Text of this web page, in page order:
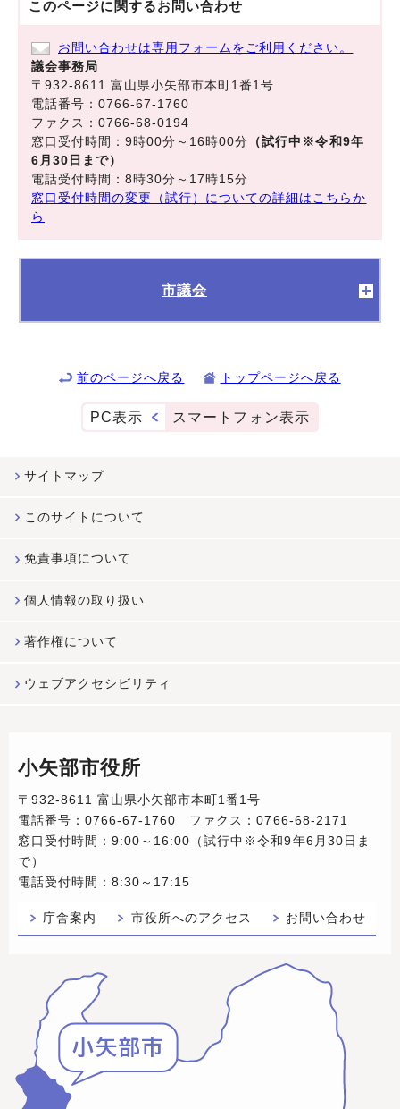
このページに関するお問い合わせ
お問い合わせは専用フォームをご利用ください。
議会事務局
〒932-8611 富山県小矢部市本町1番1号
電話番号：0766-67-1760
ファクス：0766-68-0194
窓口受付時間：9時00分～16時00分 （試行中※令和9年
6月30日まで）
電話受付時間：8時30分～17時15分
窓口受付時間の変更（試行）についての詳細はこちらか
ら
市議会
前のページへ戻る トップページへ戻る
PC表示 スマートフォン表示
サイトマップ
このサイトについて
免責事項について
個人情報の取り扱い
著作権について
ウェブアクセシビリティ
小矢部市役所
〒932-8611 富山県小矢部市本町1番1号
電話番号：0766-67-1760 ファクス：0766-68-2171
窓口受付時間：9:00～16:00（試行中※令和9年6月30日ま
で）
電話受付時間：8:30～17:15
庁舎案内 市役所へのアクセス お問い合わせ